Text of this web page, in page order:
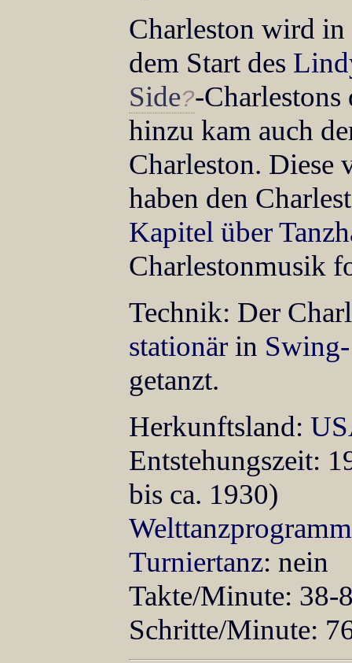
Charleston wird in
dem Start des
Side -Charlestons
hinzu kam auch
Charleston. Diese
haben den
Kapitel über
Charlestonmusik
Technik: Der
stationär in
getanzt.
Herkunftsland:
Entstehungszeit:
bis ca. 1930)
Welttanzprogramm
Turniertanz: nein
Takte/Minute: 38-
Schritte/Minute: